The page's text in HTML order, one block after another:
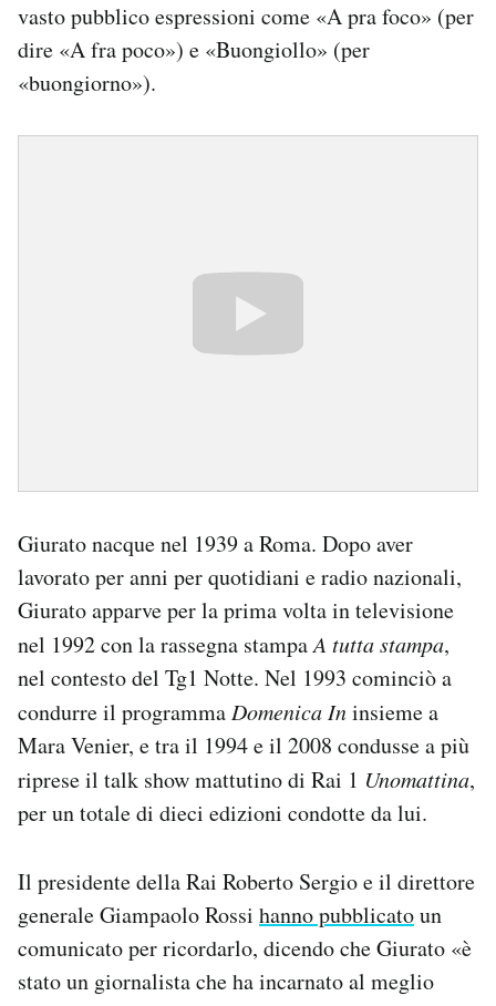
vasto pubblico espressioni come «A pra foco» (per
dire «A fra poco») e «Buongiollo» (per
«buongiorno»).
Giurato nacque nel 1939 a Roma. Dopo aver
lavorato per anni per quotidiani e radio nazionali,
Giurato apparve per la prima volta in televisione
nel 1992 con la rassegna stampaA tutta stampa,
nel contesto del Tg1 Notte. Nel 1993 cominciò a
condurre il programmaDomenica Ininsieme a
Mara Venier, e tra il 1994 e il 2008 condusse a più
riprese il talk show mattutino di Rai 1 Unomattina,
per un totale di dieci edizioni condotte da lui.
Il presidente della Rai Roberto Sergio e il direttore
generale Giampaolo Rossi hanno pubblicatoun
comunicato per ricordarlo, dicendo che Giurato «è
stato un giornalista che ha incarnato al meglio